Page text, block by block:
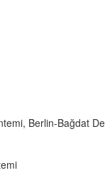
Berlin-Bağdat